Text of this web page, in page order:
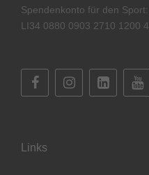
Spendenkonto für den Sport:
LI34 0880 0903 2710 1200 4
Links